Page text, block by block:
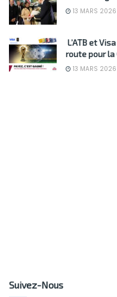
13 MARS 2026
L’ATB et
route pour la
13 MARS 2026
Suivez-Nous